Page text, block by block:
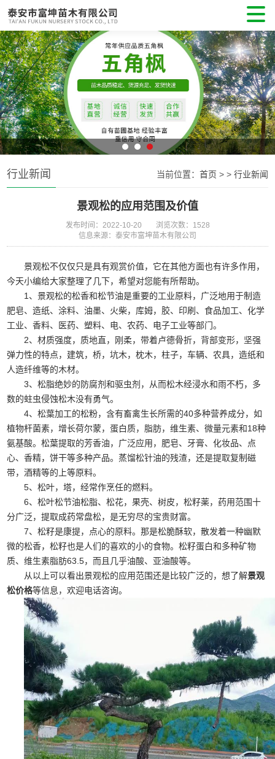
当前位置： 首页 > > 行业新闻
行业新闻
景观松的应用范围及价值
发布时间：2022-10-20
浏览次数：1528
信息来源：泰安市富坤苗木有限公司
景观松不仅仅只是具有观赏价值，它在其他方面也有许多作用，
今天小编给大家整理了几下，希望对您能有所帮助。
1、景观松的松香和松节油是重要的工业原料，广泛地用于制造
肥皂、造纸、涂料、油墨、火柴，库姆，胶、印刷、食品加工、化学
工业、香料、医药、塑料、电、农药、电子工业等部门。
2、材质强度，质地直，刚柔，带着卢德骨折，背部变形，坚强
弹力性的特点，建筑，桥，坑木，枕木，柱子，车辆、农具，造纸和
人造纤维等的木材。
3、松脂绝妙的防腐剂和驱虫剂，从而松木经浸水和雨不朽，多
数的蛀虫侵蚀松木没有勇气。
4、松葉加工的松粉，含有畜禽生长所需的40多种营养成分，如
植物杆菌素，增长荷尔蒙，蛋白质，脂肪，维生素、微量元素和18种
氨基酸。松葉提取的芳香油，广泛应用，肥皂、牙膏、化妆品、点
心、香精，饼干等多种产品。蒸馏松针油的残渣，还是提取复制磁
带，酒精等的上等原料。
5、松叶，塔，经常作烹任的燃料。
6、松叶松节油松脂、松花，果壳、树皮，松籽薬，药用范围十
分广泛，提取成药常盘松，是无穷尽的宝贵财富。
7、松籽是康提，点心的原料。那是松脆酥软，散发着一种幽默
微的松香，松籽也是人们的喜欢的小的食物。松籽蛋白和多种矿物
质、维生素脂肪63.5，而且几乎油酸、亚油酸等。
从以上可以看出景观松的应用范围还是比较广泛的，想了解景观
松价格等信息，欢迎电话咨询。